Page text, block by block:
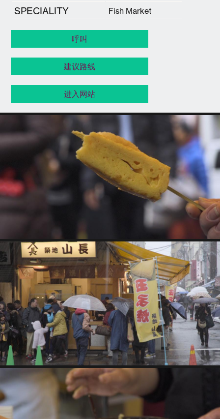
SPECIALITY Fish Market
呼叫
建议路线
进入网站